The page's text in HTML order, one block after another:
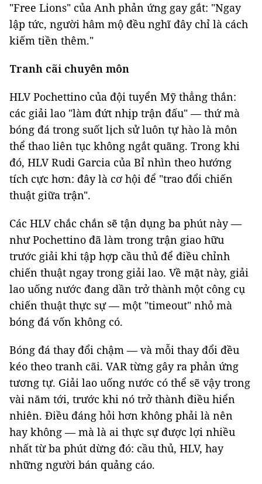
"Free Lions" của Anh phản ứng gay gắt: "Ngay
lập tức, người hâm mộ đều nghĩ đây chỉ là cách
kiếm tiền thêm."
Tranh cãi chuyên môn
HLV Pochettino của đội tuyển Mỹ thẳng thắn:
các giải lao "làm đứt nhịp trận đấu" — thứ mà
bóng đá trong suốt lịch sử luôn tự hào là môn
thể thao liên tục không ngắt quãng. Trong khi
đó, HLV Rudi Garcia của Bỉ nhìn theo hướng
tích cực hơn: đây là cơ hội để "trao đổi chiến
thuật giữa trận".
Các HLV chắc chắn sẽ tận dụng ba phút này —
như Pochettino đã làm trong trận giao hữu
trước giải khi tập hợp cầu thủ để điều chỉnh
chiến thuật ngay trong giải lao. Về mặt này, giải
lao uống nước đang dần trở thành một công cụ
chiến thuật thực sự — một "timeout" nhỏ mà
bóng đá vốn không có.
Bóng đá thay đổi chậm — và mỗi thay đổi đều
kéo theo tranh cãi. VAR từng gây ra phản ứng
tương tự. Giải lao uống nước có thể sẽ vậy trong
vài năm tới, trước khi nó trở thành điều hiển
nhiên. Điều đáng hỏi hơn không phải là nên
hay không — mà là ai thực sự được lợi nhiều
nhất từ ba phút dừng đó: cầu thủ, HLV, hay
những người bán quảng cáo.